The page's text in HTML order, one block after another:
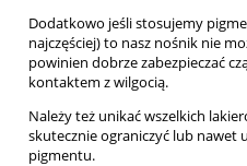
Dodatkowo jeśli stosujemy
najczęściej) to nasz nośnik nie
powinien dobrze zabezpieczać
kontaktem z wilgocią.
Należy też unikać wszelkich
skutecznie ograniczyć lub nawet
pigmentu.